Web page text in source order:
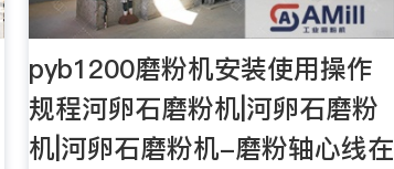
pyb1200磨粉机安装使用操作
规程河卵石磨粉机|河卵石磨粉
机|河卵石磨粉机-磨粉轴心线在